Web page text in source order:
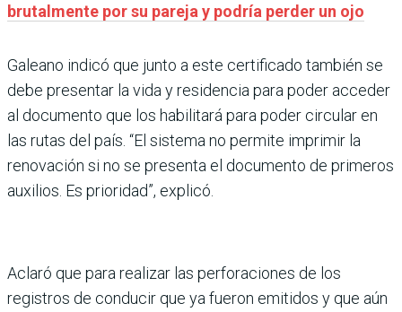
brutalmente por su pareja y podría perder un ojo
Galeano indicó que junto a este certificado también se
debe presentar la vida y residencia para poder acceder
al documento que los habilitará para poder circular en
las rutas del país. “El sistema no permite imprimir la
renovación si no se presenta el documento de primeros
auxilios. Es prioridad”, explicó.
Aclaró que para realizar las perforaciones de los
registros de conducir que ya fueron emitidos y que aún